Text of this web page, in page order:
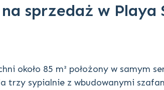
sprzedaż w Playa
około 85 m² położony w samym
sypialnie z wbudowanymi